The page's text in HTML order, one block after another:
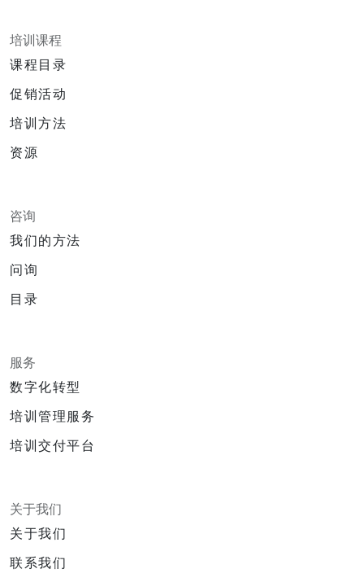
培训课程
课程目录
促销活动
培训方法
资源
咨询
我们的方法
问询
目录
服务
数字化转型
培训管理服务
培训交付平台
关于我们
关于我们
联系我们